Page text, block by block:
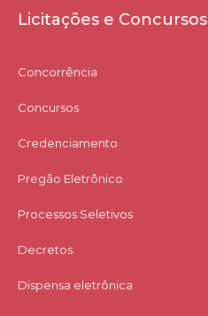
Licitações e Concursos
Concorrência
Concursos
Credenciamento
Pregão Eletrônico
Processos Seletivos
Decretos
Dispensa eletrônica